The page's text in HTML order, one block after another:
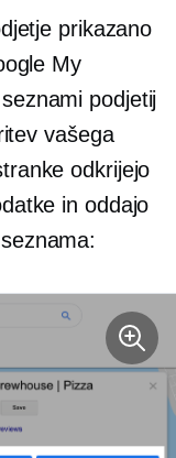
prikazano
My
podjetij
vašega
odkrijejo
in oddajo